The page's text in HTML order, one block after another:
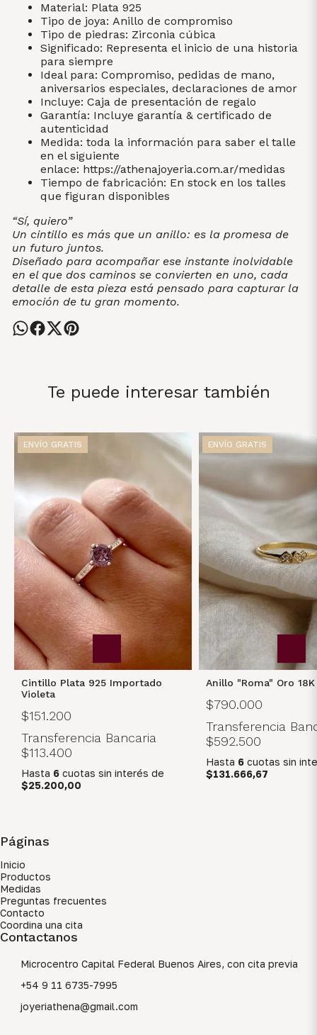
Material: Plata 925
Tipo de joya: Anillo de compromiso
Tipo de piedras: Zirconia cúbica
Significado: Representa el inicio de una historia
para siempre
Ideal para: Compromiso, pedidas de mano,
aniversarios especiales, declaraciones de amor
Incluye: Caja de presentación de regalo
Garantía: Incluye garantía & certificado de
autenticidad
Medida: toda la información para saber el talle
en el siguiente
enlace: https://athenajoyeria.com.ar/medidas
Tiempo de fabricación: En stock en los talles
que figuran disponibles
“Sí, quiero”
Un cintillo es más que un anillo: es la promesa de
un futuro juntos.
Diseñado para acompañar ese instante inolvidable
en el que dos caminos se convierten en uno, cada
detalle de esta pieza está pensado para capturar la
emoción de tu gran momento.
Te puede interesar también
ENVÍO GRATIS
Cintillo Plata 925 Importado
Violeta
$151.200
Transferencia Bancaria
$113.400
Hasta 6 cuotas sin interés de
$25.200,00
ENVÍO GRATIS
Anillo "Roma" Oro 18K
$790.000
Transferencia
$592.500
Hasta 6 cuotas sin
$131.666,67
Páginas
Inicio
Productos
Medidas
Preguntas frecuentes
Contacto
Coordina una cita
Contactanos
Microcentro Capital Federal Buenos Aires, con cita previa
+54 9 11 6735-7995
joyeriathena@gmail.com